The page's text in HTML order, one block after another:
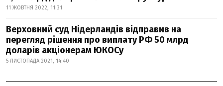
11 ЖОВТНЯ 2022, 11:31
Верховний суд Нідерландів відправив на
перегляд рішення про виплату РФ 50 млрд
доларів акціонерам ЮКОСу
5 ЛИСТОПАДА 2021, 14:40